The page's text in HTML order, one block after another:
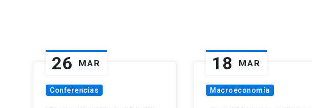
26 MAR
Conferencias
18 MAR
Macroeconomía